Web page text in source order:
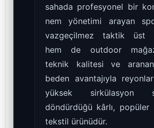
sahada profesyonel bir
nem yönetimi arayan
vazgeçilmez taktik üst
hem de outdoor
teknik kalitesi ve
beden avantajıyla
yüksek sirkülasyon
döndürdüğü kârlı,
tekstil ürünüdür.